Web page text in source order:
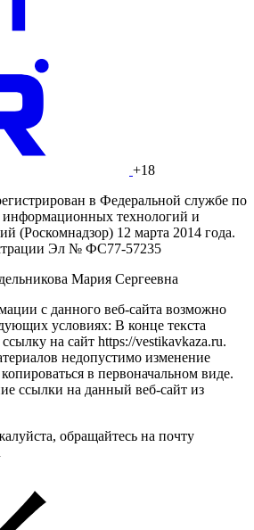
+18
в Федеральной службе по
информационных технологий и
(Роскомнадзор) 12 марта 2014 года.
Эл № ФС77-57235
Мария Сергеевна
с данного веб-сайта возможно
условиях: В конце текста
на сайт https://vestikavkaza.ru.
недопустимо изменение
в первоначальном виде.
ссылки на данный веб-сайт из
обращайтесь на почту